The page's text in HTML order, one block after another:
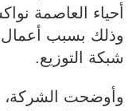
أحياء العاصمة
وذلك بسبب
شبكة التوزيع.
وأوضحت الشركة،